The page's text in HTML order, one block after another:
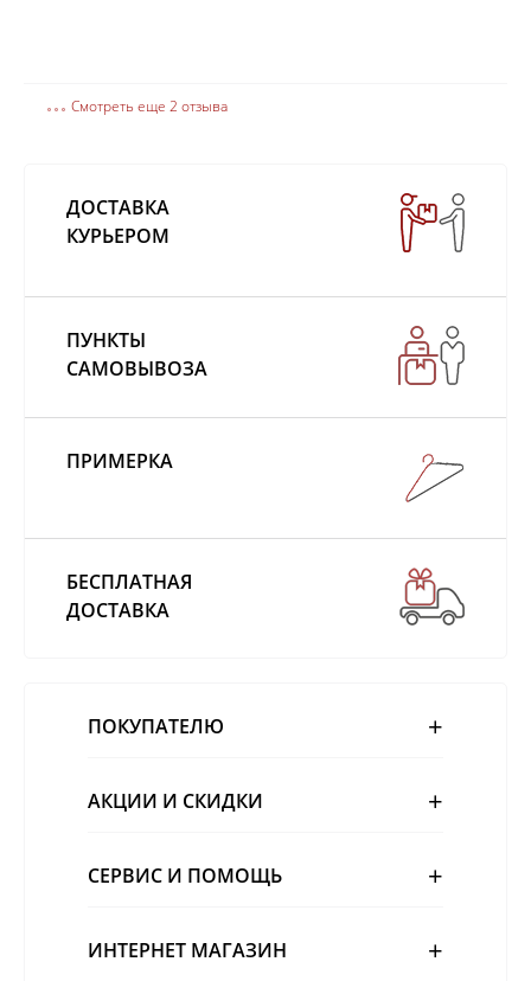
Смотреть еще 2 отзыва
ДОСТАВКА
КУРЬЕРОМ
ПУНКТЫ
САМОВЫВОЗА
ПРИМЕРКА
БЕСПЛАТНАЯ
ДОСТАВКА
ПОКУПАТЕЛЮ
АКЦИИ И СКИДКИ
СЕРВИС И ПОМОЩЬ
ИНТЕРНЕТ МАГАЗИН